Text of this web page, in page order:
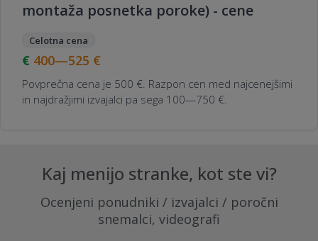
montaža posnetka poroke) - cene
Celotna cena
400—525 €
Povprečna cena je 500 €. Razpon cen med najcenejšimi
in najdražjimi izvajalci pa sega 100—750 €.
Kaj menijo stranke, kot ste vi?
Ocenjeni ponudniki / izvajalci / poročni
snemalci, videografi